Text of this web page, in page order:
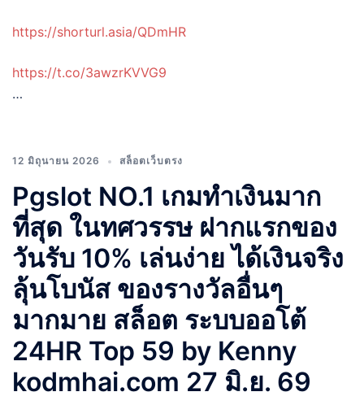
https://shorturl.asia/QDmHR
https://t.co/3awzrKVVG9
…
12 มิถุนายน 2026 สล็อตเว็บตรง
Pgslot NO.1 เกมทำเงินมาก
ที่สุด ในทศวรรษ ฝากแรกของ
วันรับ 10% เล่นง่าย ได้เงินจริง
ลุ้นโบนัส ของรางวัลอื่นๆ
มากมาย สล็อต ระบบออโต้
24HR Top 59 by Kenny
kodmhai.com 27 มิ.ย. 69